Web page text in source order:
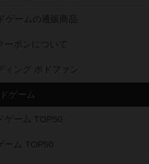
ゲームの通販商品
ーポンについて
ィング ボドファン
ゲーム
ゲーム TOP50
ーム TOP50